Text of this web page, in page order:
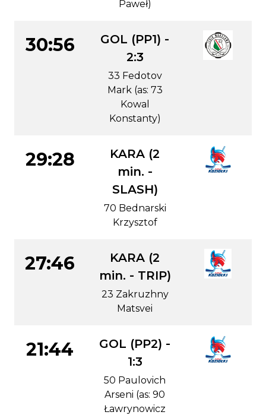
Paweł)
30:56
GOL (PP1) -
2:3
33 Fedotov
Mark (as: 73
Kowal
Konstanty)
29:28
KARA (2
min. -
SLASH)
70 Bednarski
Krzysztof
27:46
KARA (2
min. - TRIP)
23 Zakruzhny
Matsvei
21:44
GOL (PP2) -
1:3
50 Paulovich
Arseni (as: 90
Ławrynowicz